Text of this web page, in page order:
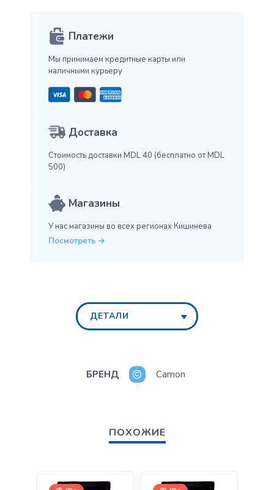
Платежи
Мы принимаем кредитные карты или
наличными курьеру
Доставка
Стоимость доставки MDL 40 (бесплатно от MDL
500)
Магазины
У нас магазины во всех регионах Кишинева
Посмотреть
ДЕТАЛИ
БРЕНД Camon
ПОХОЖИЕ